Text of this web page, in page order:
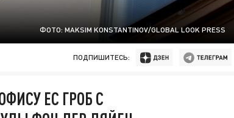
ФОТО: MAKSIM KONSTANTINOV/GLOBAL LOOK PRESS
ПОДПИШИТЕСЬ:
ЕС ГРОБ С